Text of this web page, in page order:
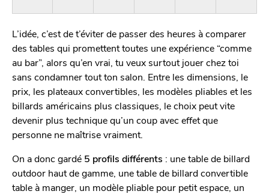
L’idée, c’est de t’éviter de passer des heures à comparer
des tables qui promettent toutes une expérience “comme
au bar”, alors qu’en vrai, tu veux surtout jouer chez toi
sans condamner tout ton salon. Entre les dimensions, le
prix, les plateaux convertibles, les modèles pliables et les
billards américains plus classiques, le choix peut vite
devenir plus technique qu’un coup avec effet que
personne ne maîtrise vraiment.
On a donc gardé 5 profils différents : une table de billard
outdoor haut de gamme, une table de billard convertible
table à manger, un modèle pliable pour petit espace, un